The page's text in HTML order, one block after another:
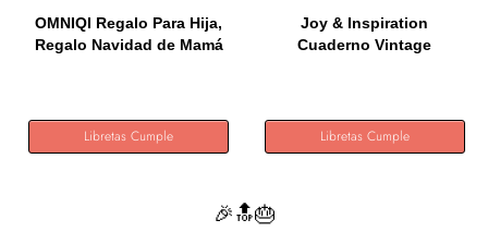
OMNIQI Regalo Para Hija,
Regalo Navidad de Mamá
Libretas Cumple
Joy & Inspiration
Cuaderno Vintage
Libretas Cumple
🎉🔝🎂